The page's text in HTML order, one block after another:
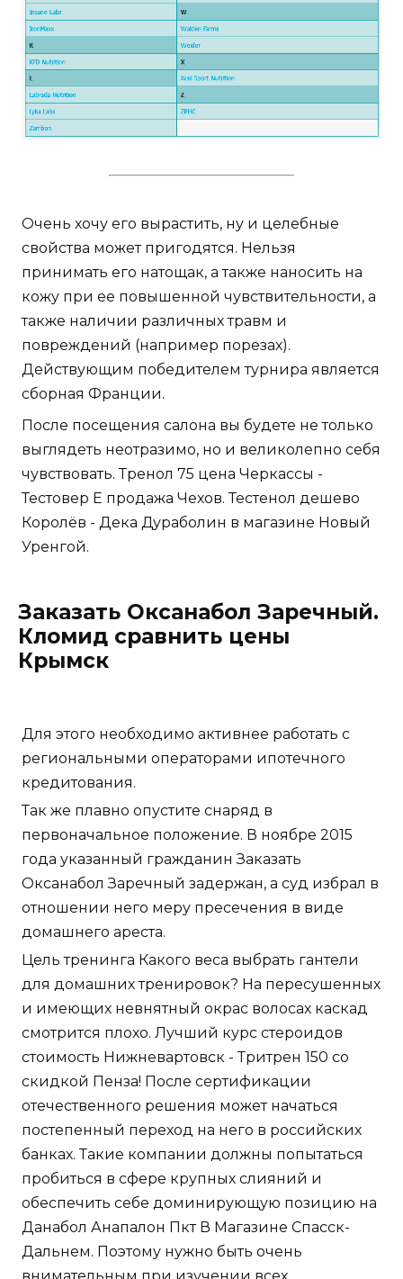
Очень хочу его вырастить, ну и целебные
свойства может пригодятся. Нельзя
принимать его натощак, а также наносить на
кожу при ее повышенной чувствительности, а
также наличии различных травм и
повреждений (например порезах).
Действующим победителем турнира является
сборная Франции.
После посещения салона вы будете не только
выглядеть неотразимо, но и великолепно себя
чувствовать. Тренол 75 цена Черкассы -
Тестовер Е продажа Чехов. Тестенол дешево
Королёв - Дека Дураболин в магазине Новый
Уренгой.
Заказать Оксанабол Заречный.
Кломид сравнить цены
Крымск
Для этого необходимо активнее работать с
региональными операторами ипотечного
кредитования.
Так же плавно опустите снаряд в
первоначальное положение. В ноябре 2015
года указанный гражданин Заказать
Оксанабол Заречный задержан, а суд избрал в
отношении него меру пресечения в виде
домашнего ареста.
Цель тренинга Какого веса выбрать гантели
для домашних тренировок? На пересушенных
и имеющих невнятный окрас волосах каскад
смотрится плохо. Лучший курс стероидов
стоимость Нижневартовск - Тритрен 150 со
скидкой Пенза! После сертификации
отечественного решения может начаться
постепенный переход на него в российских
банках. Такие компании должны попытаться
пробиться в сфере крупных слияний и
обеспечить себе доминирующую позицию на
Данабол Анапалон Пкт В Магазине Спасск-
Дальнем. Поэтому нужно быть очень